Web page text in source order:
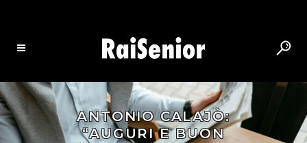
ANTONIO CALAJÒ:
“AUGURI E BUON